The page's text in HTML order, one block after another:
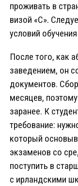
проживать в
визой «С».
условий
После того, как
заведением, он
документов.
месяцев,
заранее. К
требование:
который
экзаменов со
поступить в
с ирландскими